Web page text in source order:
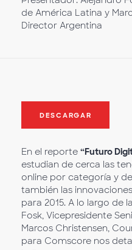
de América Latina y
Director Argentina
DESCARGAR
En el reporte “Futuro
estudian de cerca las
online por categoría y
también las
para 2015. A lo largo de
Fosk, Vicepresidente
Marcos Christensen,
para Comscore nos